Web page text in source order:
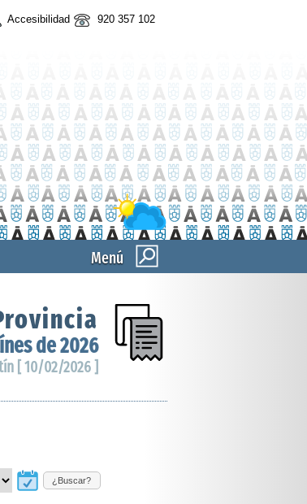
Accesibilidad 920 357 102
Menú
de 2026
[ 10/02/2026 ]
¿Buscar?